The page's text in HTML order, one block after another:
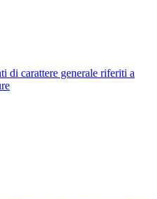
di carattere generale riferiti a